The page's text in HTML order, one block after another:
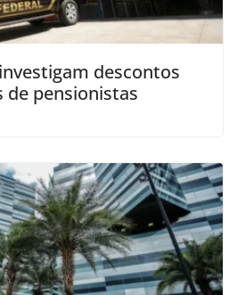
investigam descontos
de pensionistas